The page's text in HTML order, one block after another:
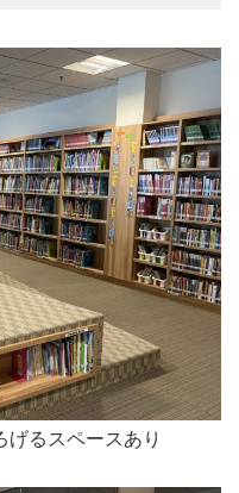
げるスペースあり